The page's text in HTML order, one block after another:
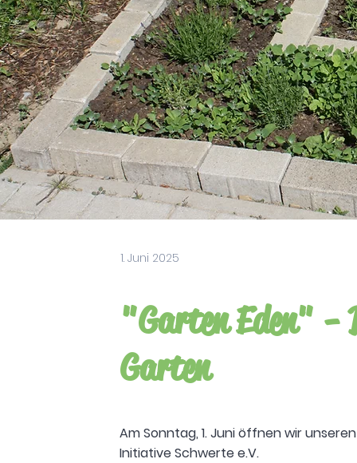
1. Juni 2025
"Garten Eden" -
Garten
Am Sonntag, 1. Juni öffnen wir
Initiative Schwerte e.V.